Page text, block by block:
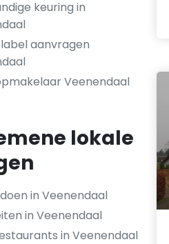
keuring in
aanvragen
Veenendaal
lokale
in Veenendaal
in Veenendaal
in Veenendaal